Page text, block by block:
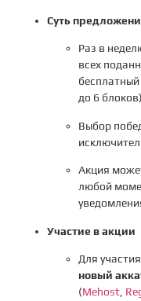
Суть
Раз в
всех
до 6
Выбор
Акция
любой
Участие в акции
Для
новый
(Mehost